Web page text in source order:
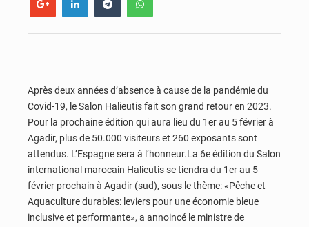
Après deux années d’absence à cause de la pandémie du
Covid-19, le Salon Halieutis fait son grand retour en 2023.
Pour la prochaine édition qui aura lieu du 1er au 5 février à
Agadir, plus de 50.000 visiteurs et 260 exposants sont
attendus. L’Espagne sera à l’honneur.La 6e édition du Salon
international marocain Halieutis se tiendra du 1er au 5
février prochain à Agadir (sud), sous le thème: «Pêche et
Aquaculture durables: leviers pour une économie bleue
inclusive et performante», a annoincé le ministre de